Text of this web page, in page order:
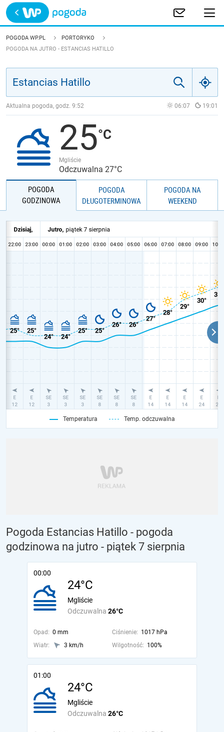
Trwa ładowanie
POLSKA
JAKOŚĆ POWIETRZA
POGODA WP.PL
PORTORYKO
POGODA NA JUTRO - ESTANCIAS HATILLO
Aktualna pogoda, godz. 9:52 06:07 19:01
25
Mgliście
Odczuwalna 27°C
POGODA
GODZINOWA
POGODA
DŁUGOTERMINOWA
POGODA NA
WEEKEND
Temperatura Temp. odczuwalna
Pogoda Estancias Hatillo - pogoda
godzinowa na jutro - piątek 7 sierpnia
00:00
24°C
Odczuwalna 26°C
Mgliście
Opad: 0 mm Ciśnienie: 1017 hPa
Wiatr:
3 km/h Wilgotność: 100%
01:00
24°C
Odczuwalna 26°C
Mgliście